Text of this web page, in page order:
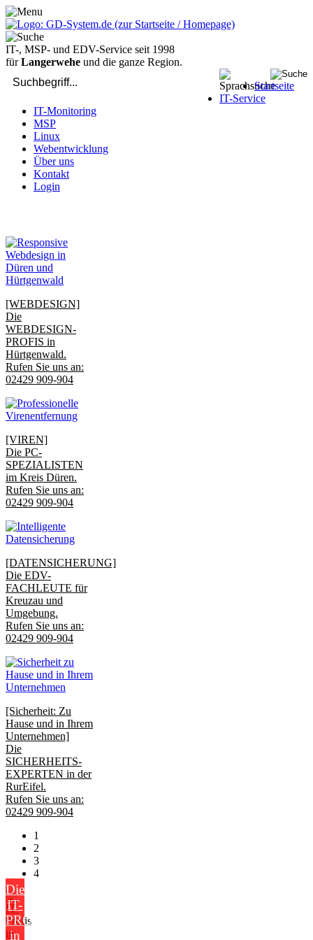
IT-, MSP- und EDV-Service seit 1998
fürLangerwehe und die ganze Region.
Startseite
IT-Service
IT-Monitoring
MSP
Linux
Webentwicklung
Über uns
Kontakt
Login
[WEBDESIGN]
Die
WEBDESIGN-
PROFIS in
Hürtgenwald.
Rufen Sie uns an:
02429 909-904
[VIREN]
Die PC-
SPEZIALISTEN
im Kreis Düren.
Rufen Sie uns an:
02429 909-904
[DATENSICHERUNG]
Die EDV-
FACHLEUTE für
Kreuzau und
Umgebung.
Rufen Sie uns an:
02429 909-904
[Sicherheit: Zu
Hause und in Ihrem
Unternehmen]
Die
SICHERHEITS-
EXPERTEN in der
RurEifel.
Rufen Sie uns an:
02429 909-904
1
2
3
4
Die
IT-
PROFIS
in